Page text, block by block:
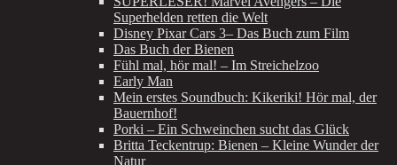
Superhelden retten die Welt
Disney Pixar Cars 3– Das Buch zum Film
Das Buch der Bienen
Fühl mal, hör mal! – Im Streichelzoo
Early Man
Mein erstes Soundbuch: Kikeriki! Hör mal, der
Bauernhof!
Porki – Ein Schweinchen sucht das Glück
Britta Teckentrup: Bienen – Kleine Wunder der
Natur